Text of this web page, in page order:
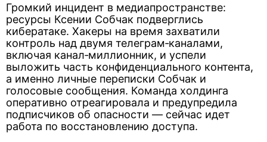
Громкий инцидент в медиапространстве:
ресурсы Ксении Собчак подверглись
кибератаке. Хакеры на время захватили
контроль над двумя телеграм‑каналами,
включая канал‑миллионник, и успели
выложить часть конфиденциального контента,
а именно личные переписки Собчак и
голосовые сообщения. Команда холдинга
оперативно отреагировала и предупредила
подписчиков об опасности — сейчас идет
работа по восстановлению доступа.